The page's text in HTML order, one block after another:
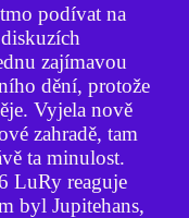
podívat na
zajímavou
dění, protože
Vyjela nově
zahradě, tam
ta minulost.
LuRy reaguje
byl Jupitehans,